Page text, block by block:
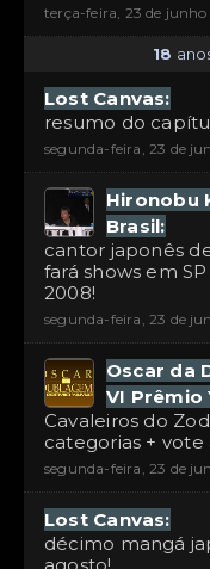
terça-feira, 23 de
18
Lost Canvas:
resumo do
segunda-feira, 23 de
Hironobu
Brasil:
cantor japonês
fará shows em
2008!
segunda-feira, 23 de
Oscar da
VI Prêmio
Cavaleiros do
categorias +
segunda-feira, 23 de
Lost Canvas:
décimo mangá